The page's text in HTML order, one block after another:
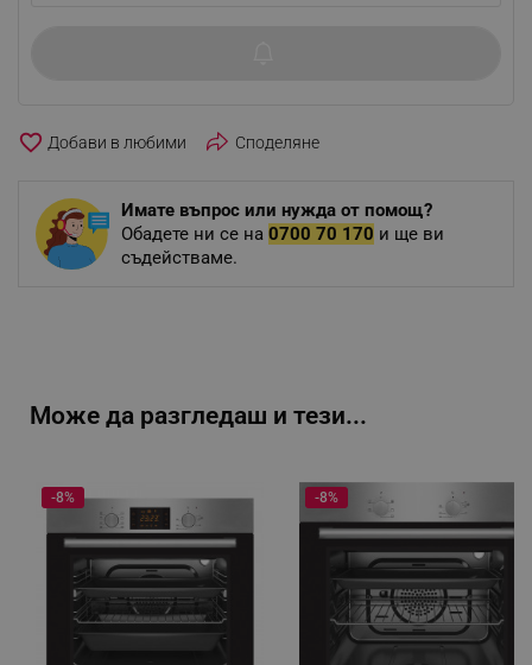
favorite_border Споделяне
Имате въпрос или нужда от помощ?
Обадете ни се на 0700 70 170 и ще ви
съдействаме.
Може да разгледаш и тези...
-8% -8%